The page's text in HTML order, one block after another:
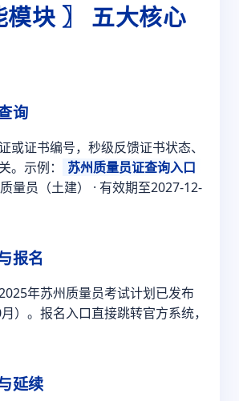
模块 〗 五大核心
询
或证书编号，秒级反馈证书状态、
。示例：
苏州质量员证查询入口
量员（土建） · 有效期至2027-12-
报名
年苏州质量员考试计划已发布
月）。报名入口直接跳转官方系统，
延续